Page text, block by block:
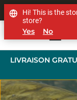
LIVRAISON
Hi! This is the
store?
Yes No